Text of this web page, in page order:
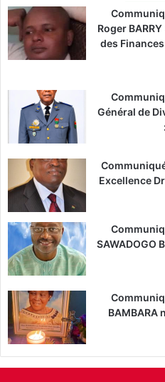
Roger
des
Général de
Excellence
SAWADOGO
BAMBARA